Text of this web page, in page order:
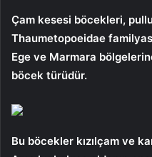
Çam kesesi böcekleri,
Thaumetopoeidae
Ege ve Marmara
böcek türüdür.
Bu böcekler kızılçam ve